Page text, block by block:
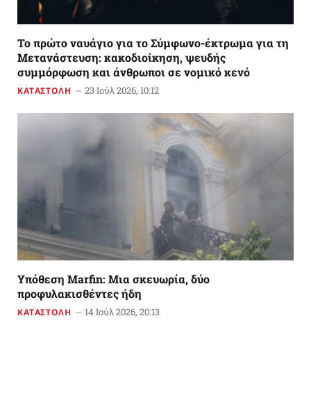
Το πρώτο ναυάγιο για το Σύμφωνο-έκτρωμα για τη
Μετανάστευση: κακοδιοίκηση, ψευδής
συμμόρφωση και άνθρωποι σε νομικό κενό
ΚΑΤΑΣΤΟΛΗ 23 Ιούλ 2026, 10:12
Υπόθεση Marfin: Μια σκευωρία, δύο
προφυλακισθέντες ήδη
ΚΑΤΑΣΤΟΛΗ 14 Ιούλ 2026, 20:13